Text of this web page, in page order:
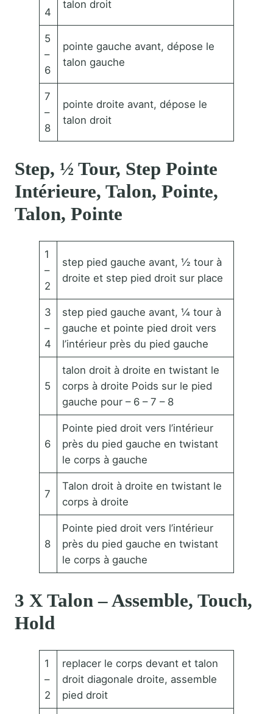
4
talon droit
5
–
6
pointe gauche avant, dépose le
talon gauche
7
–
8
pointe droite avant, dépose le
talon droit
Step, ½ Tour, Step Pointe
Intérieure, Talon, Pointe,
Talon, Pointe
1
–
2
step pied gauche avant, ½ tour à
droite et step pied droit sur place
3
–
4
step pied gauche avant, ¼ tour à
gauche et pointe pied droit vers
l’intérieur près du pied gauche
5
talon droit à droite en twistant le
corps à droite Poids sur le pied
gauche pour – 6 – 7 – 8
6
Pointe pied droit vers l’intérieur
près du pied gauche en twistant
le corps à gauche
7
Talon droit à droite en twistant le
corps à droite
8
Pointe pied droit vers l’intérieur
près du pied gauche en twistant
le corps à gauche
3 X Talon – Assemble, Touch,
Hold
1
–
2
replacer le corps devant et talon
droit diagonale droite, assemble
pied droit